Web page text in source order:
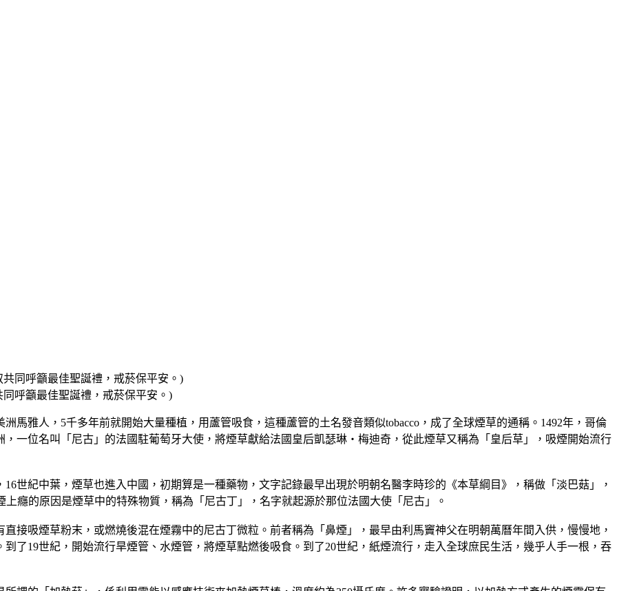
呼籲最佳聖誕禮，戒菸保平安。)
馬雅人，5千多年前就開始大量種植，用蘆管吸食，這種蘆管的土名發音類似tobacco，成了全球煙草的通稱。1492年，哥倫
一位名叫「尼古」的法國駐葡萄牙大使，將煙草獻給法國皇后凱瑟琳‧梅迪奇，從此煙草又稱為「皇后草」，吸煙開始流行
世紀中葉，煙草也進入中國，初期算是一種藥物，文字記錄最早出現於明朝名醫李時珍的《本草綱目》，稱做「淡巴菇」，
癮的原因是煙草中的特殊物質，稱為「尼古丁」，名字就起源於那位法國大使「尼古」。
接吸煙草粉末，或燃燒後混在煙霧中的尼古丁微粒。前者稱為「鼻煙」，最早由利馬竇神父在明朝萬曆年間入供，慢慢地，
了19世紀，開始流行旱煙管、水煙管，將煙草點燃後吸食。到了20世紀，紙煙流行，走入全球庶民生活，幾乎人手一根，吞